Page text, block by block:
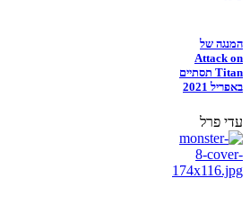
המנגה של
Attack on
Titan תסתיים
באפריל 2021
עדי פרל